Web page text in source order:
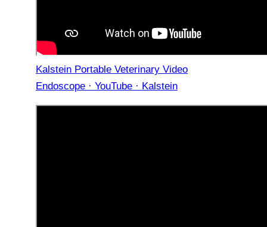
Kalstein Portable Veterinary Video
Endoscope · YouTube · Kalstein